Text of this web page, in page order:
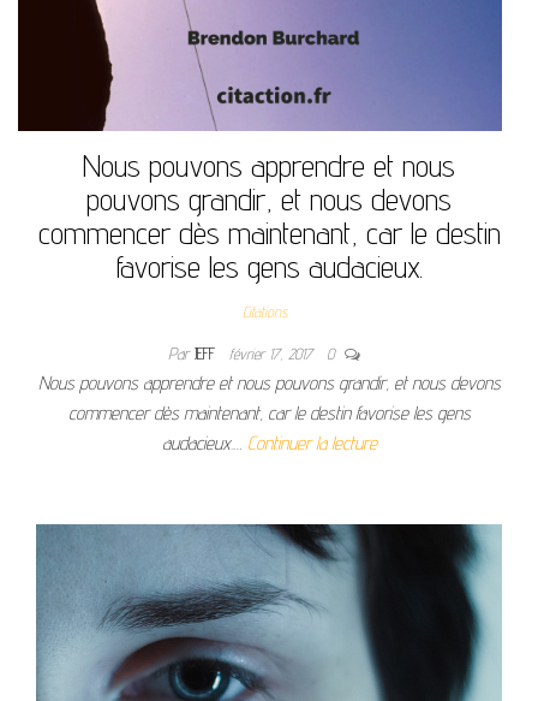
Nous pouvons apprendre et nous
pouvons grandir, et nous devons
commencer dès maintenant, car le destin
favorise les gens audacieux.
Citations
ParJEFF février 17, 2017 0
Nous pouvons apprendre et nous pouvons grandir, et nous devons
commencer dès maintenant, car le destin favorise les gens
audacieux.… Continuer la lecture